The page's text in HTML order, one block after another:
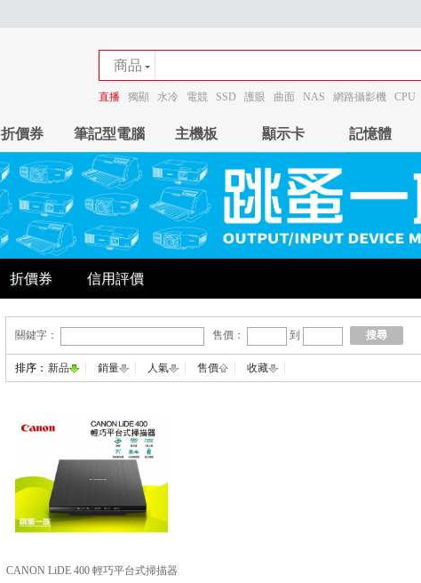
商品
商店
直播 獨顯 水冷 電競 SSD 護眼 曲面 NAS 網路攝影機 CPU
折價券 筆記型電腦 主機板 顯示卡 記憶體
折價券 信用評價
關鍵字： 售價： 到 搜尋
排序： 新品 銷量 人氣 售價 收藏
CANON LiDE 400 輕巧平台式掃描器